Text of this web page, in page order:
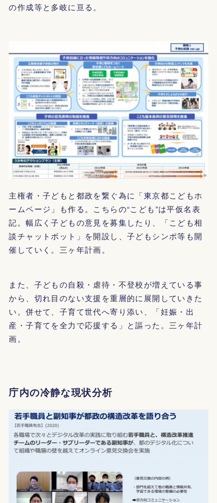
の作成等と多岐に亘る。
主権者・子どもと都政を繋ぐ為に「東京都こどもホ
ームページ」も作る。こちらの“こども”は平仮名表
記。幅広く子どもの意見を募集したり、「こども相
談チャットボット」を開設し、子どもシンポ等も開
催していく。三ヶ年計画。
また、子どもの自殺・虐待・不登校が増えている事
から、切れ目のない支援を重層的に展開していきた
い。併せて、子育て世代へ寄り添い、「妊娠・出
産・子育てを全力で応援する」と謳った。三ヶ年計
画。
庁内の冷静な現状分析